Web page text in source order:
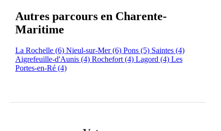
Autres parcours en Charente-
Maritime
La Rochelle (6) Nieul-sur-Mer(6) Pons (5) Saintes (4)
Aigrefeuille-d'Aunis (4) Rochefort (4) Lagord (4) Les
Portes-en-Ré (4)